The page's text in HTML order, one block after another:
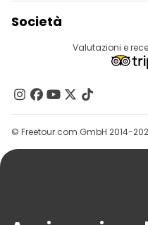
Accesso Del Fornitore
Programma Di
Società
Destinazioni
Contattaci
Gruppi
Aiuto
Valutazioni e
© Freetour.com GmbH 2014-